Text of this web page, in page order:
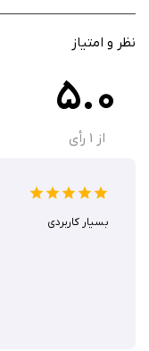
اطلاع‌رسانی، گزینه‌ای
به‌عنوان یک اپلیکیشن
سیستم‌عامل دستگاه خود را
یا به‌روزرسانی دستگاه آگاه
یکی از نقاط قوت این
به‌سرعت اطلاعات موردنیاز
نظر و امتیاز
5.0
از 1 رأی
بسیار کاربردی